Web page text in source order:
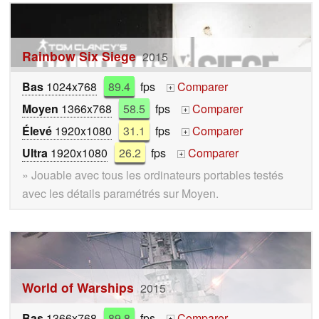
Rainbow Six Siege 2015
Bas 1024x768 89.4 fps +
Comparer
Moyen 1366x768 58.5 fps +
Comparer
Élevé 1920x1080 31.1 fps +
Comparer
Ultra 1920x1080 26.2 fps +
Comparer
» Jouable avec tous les ordinateurs portables testés
avec les détails paramétrés sur Moyen.
World of Warships 2015